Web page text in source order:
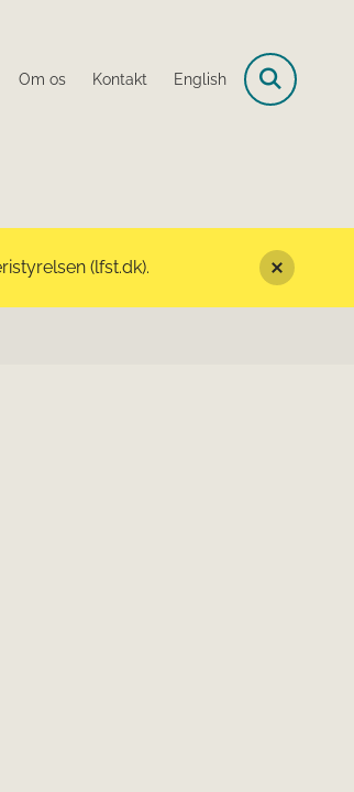
Om os Kontakt English
(lfst.dk).